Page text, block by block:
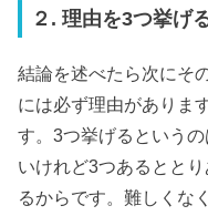
２. 理由を3つ挙げ
結論を述べたら次にそ
には必ず理由がありま
す。3つ挙げるという
いけれど3つあるとと
るからです。難しくな